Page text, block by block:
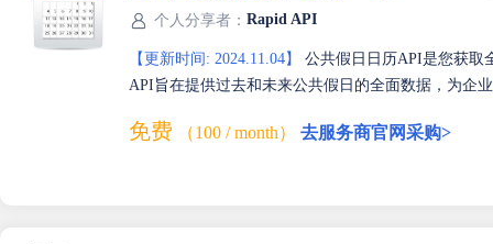
个人分享者： Rapid API
【更新时间: 2024.11.04】
公共假日日历API是您获取
API旨在提供过去和未来公共假日的全面数据，为企
免费 （100 / month） 去服务商官网采购>